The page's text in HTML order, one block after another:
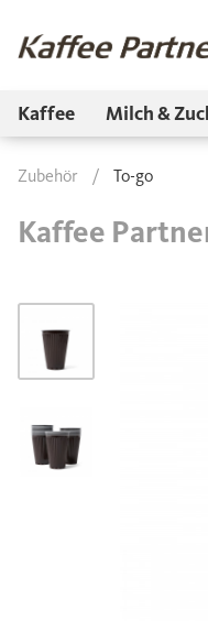
Kaffee Milch &
Zubehör / To-go
Kaffee